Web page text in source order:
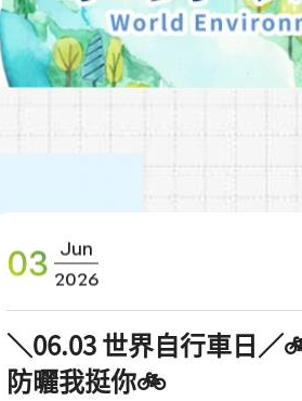
03 Jun
2026
＼06.03 世界自行車日／
防曬我挺你🚲